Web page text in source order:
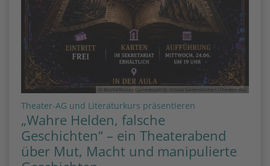
© Bischöfliches Gymnasium St. Ursula Geilenkirchen (Theater-AG)
Theater-AG und Literaturkurs präsentieren
„Wahre Helden, falsche
Geschichten“ – ein Theaterabend
über Mut, Macht und manipulierte